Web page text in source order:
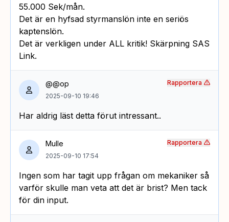
55.000 Sek/mån.
Det är en hyfsad styrmanslön inte en seriös
kaptenslön.
Det är verkligen under ALL kritik! Skärpning SAS
Link.
@@op
2025-09-10 19:46
Har aldrig läst detta förut intressant..
Rapportera
Mulle
2025-09-10 17:54
Ingen som har tagit upp frågan om mekaniker så
varför skulle man veta att det är brist? Men tack
för din input.
Rapportera